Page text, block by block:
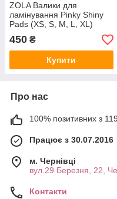
ZOLA Валики для
ламінування Pinky Shiny
Pads (XS, S, M, L, XL)
450 ₴
Купити
Про нас
100% позитивних з 119
Працює з 30.07.2016
м. Чернівці
вул.29 Березня, 22,
Контакти